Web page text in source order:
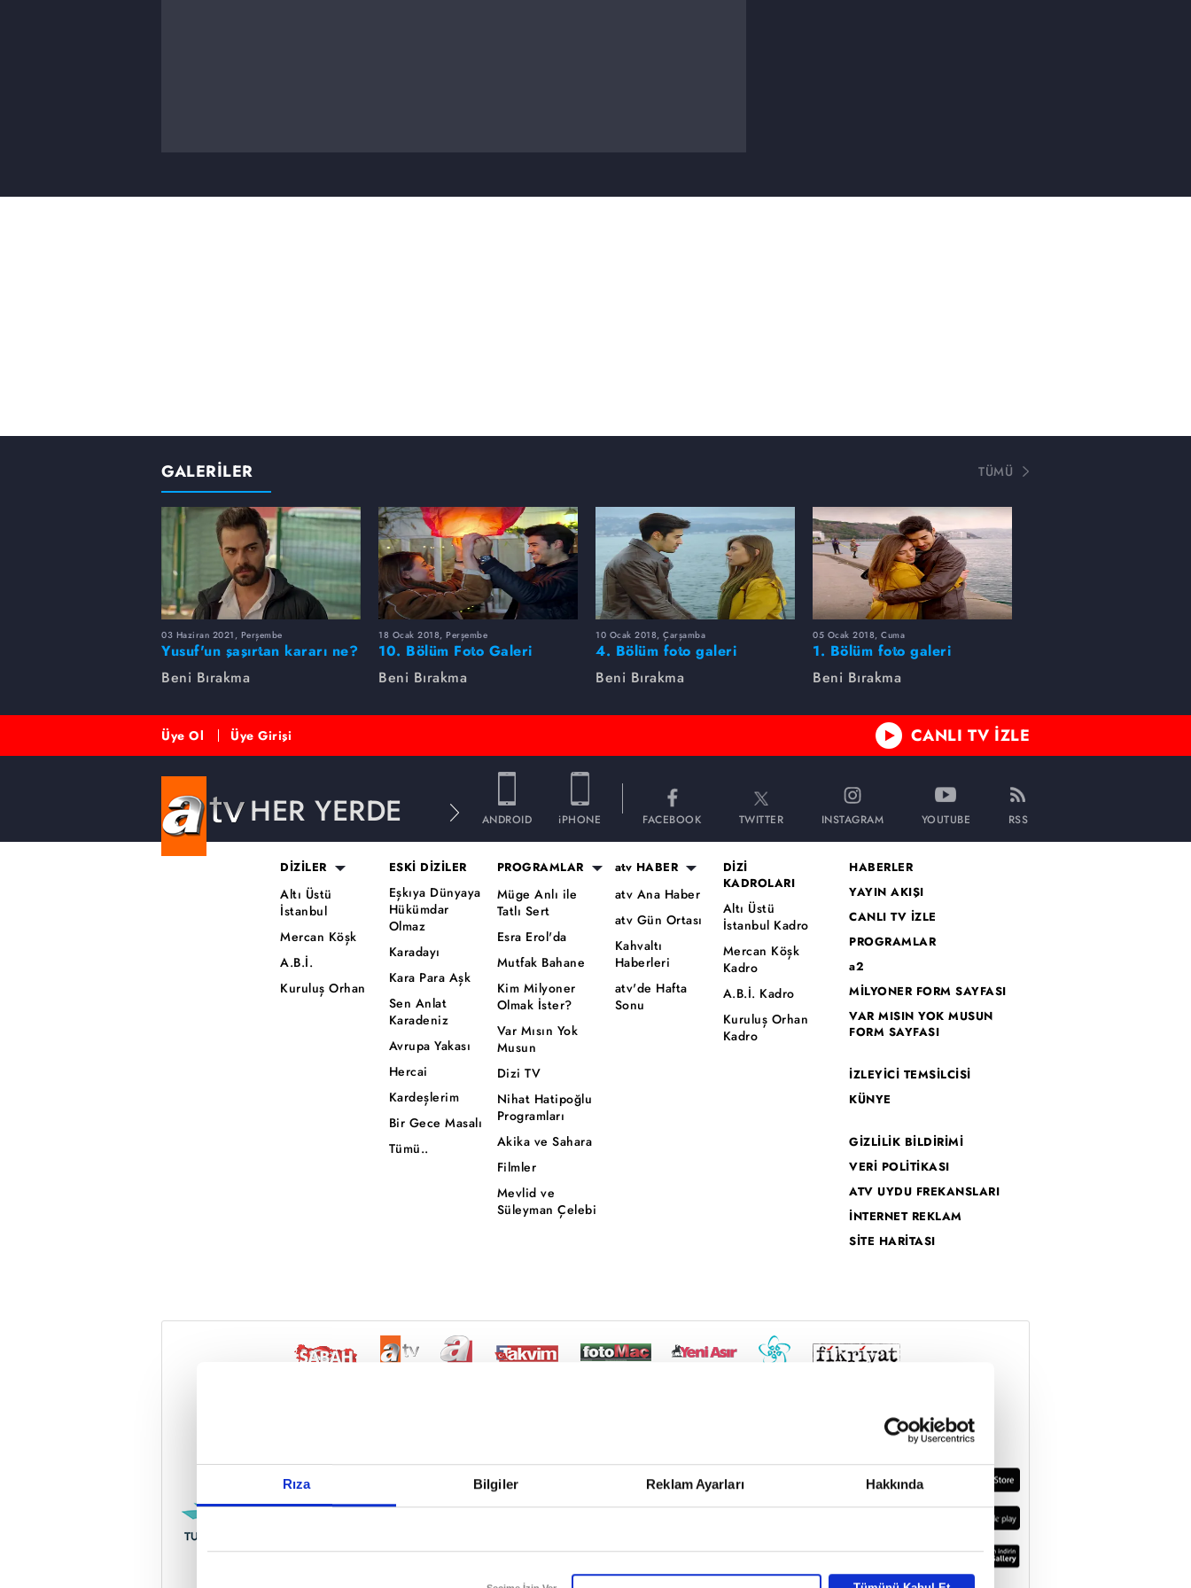
Rıza Bilgiler Reklam Ayarları Hakkında
Reddet
GALERİLER TÜMÜ
03 Haziran 2021, Perşembe
Yusuf'un şaşırtan kararı ne?
Beni Bırakma
18 Ocak 2018, Perşembe
10. Bölüm Foto Galeri
Beni Bırakma
10 Ocak 2018, Çarşamba
4. Bölüm foto galeri
Beni Bırakma
05 Ocak 2018, Cuma
1. Bölüm foto galeri
Beni Bırakma
Üye Ol Üye Girişi CANLI TV İZLE
HER YERDE ANDROID iPHONE FACEBOOK TWITTER INSTAGRAM YOUTUBE RSS
DİZİLER
Altı Üstü
İstanbul
Mercan Köşk
A.B.İ.
Kuruluş Orhan
ESKİ DİZİLER
Eşkıya Dünyaya
Hükümdar
Olmaz
Karadayı
Kara Para Aşk
Sen Anlat
Karadeniz
Avrupa Yakası
Hercai
Kardeşlerim
Bir Gece Masalı
Tümü..
PROGRAMLAR
Müge Anlı ile
Tatlı Sert
Esra Erol'da
Mutfak Bahane
Kim Milyoner
Olmak İster?
Var Mısın Yok
Musun
Dizi TV
Nihat Hatipoğlu
Programları
Akika ve Sahara
Filmler
Mevlid ve
Süleyman Çelebi
atv HABER
atv Ana Haber
atv Gün Ortası
Kahvaltı
Haberleri
atv'de Hafta
Sonu
DİZİ
KADROLARI
Altı Üstü
İstanbul Kadro
Mercan Köşk
Kadro
A.B.İ. Kadro
Kuruluş Orhan
Kadro
HABERLER
YAYIN AKIŞI
CANLI TV İZLE
PROGRAMLAR
a2
MİLYONER FORM SAYFASI
VAR MISIN YOK MUSUN
FORM SAYFASI
İZLEYİCİ TEMSİLCİSİ
KÜNYE
GİZLİLİK BİLDİRİMİ
VERİ POLİTİKASI
ATV UYDU FREKANSLARI
İNTERNET REKLAM
SİTE HARİTASI